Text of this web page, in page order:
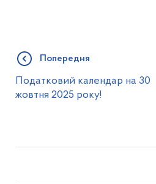
Попередня
Податковий календар на 30
жовтня 2025 року!